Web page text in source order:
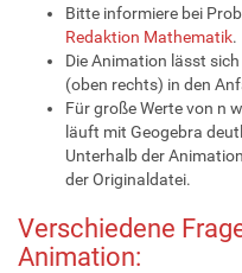
Bitte informiere bei
Redaktion Mathematik.
Die Animation lässt
(oben rechts) in den
Für große Werte von n
läuft mit Geogebra
Unterhalb der
der Originaldatei.
Verschiedene
Animation: